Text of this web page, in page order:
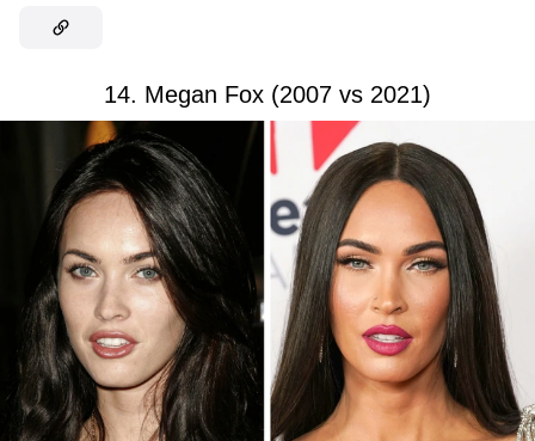
14. Megan Fox (2007 vs 2021)